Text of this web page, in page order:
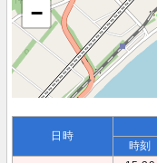
−
日時
時刻